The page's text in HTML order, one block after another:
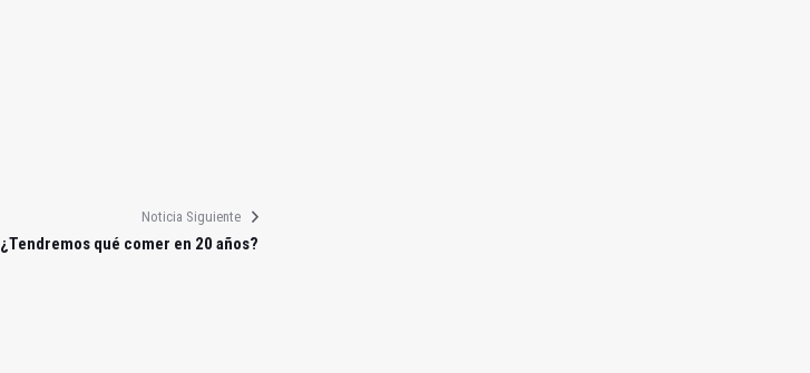
Noticia Siguiente
¿Tendremos qué comer en 20 años?